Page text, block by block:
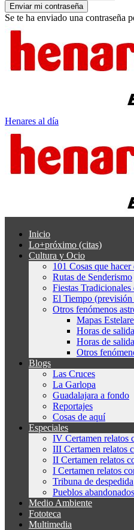
Se te ha enviado una contraseña
Henares al día
Inicio
Lo+próximo (citas)
Cultura y Ocio
101 Cosas que
Rutas de Senderismo
Fiestas Tradicionales
El Tiempo
Otros fenómenos
Mapas
Horas de
Horas de
Otros
Blogs
Las Cruces
La Garlopa
Guadalajara a fondo
Reportajes
Cosas de aquí
Especiales
IV Certamen relatos
III Certamen relatos
II Certamen relatos
I Certamen relatos
Tribuna de despedida
Pueblos
Medio Ambiente
Fototeca
Multimedia